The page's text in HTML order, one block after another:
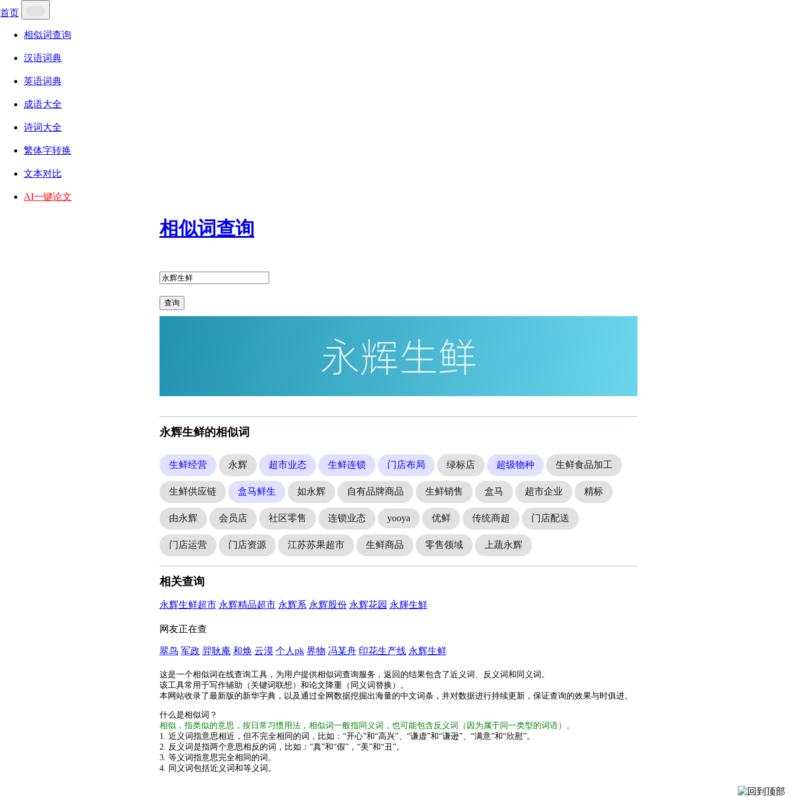
首页
相似词查询
汉语词典
英语词典
成语大全
诗词大全
繁体字转换
文本对比
AI一键论文
相似词查询
查询
永辉生鲜的相似词
生鲜经营 永辉 超市业态 生鲜连锁 门店布局 绿标店 超级物种 生鲜食品加工
生鲜供应链 盒马鲜生 如永辉 自有品牌商品 生鲜销售 盒马 超市企业 精标
由永辉 会员店 社区零售 连锁业态 yooya 优鲜 传统商超 门店配送
门店运营 门店资源 江苏苏果超市 生鲜商品 零售领域 上蔬永辉
相关查询
永辉生鲜超市 永辉精品超市 永辉系 永辉股份 永辉花园 永輝生鮮
网友正在查
翠鸟 军政 羿耿庵 和焕 云漠 个人pk 界物 冯某舟 印花生产线 永辉生鲜
这是一个相似词在线查询工具，为用户提供相似词查询服务，返回的结果包含了近义词、反义词和同义词。
该工具常用于写作辅助（关键词联想）和论文降重（同义词替换）。
本网站收录了最新版的新华字典，以及通过全网数据挖掘出海量的中文词条，并对数据进行持续更新，保证查询的效果与时俱进。
什么是相似词？
相似，指类似的意思，按日常习惯用法，相似词一般指同义词，也可能包含反义词（因为属于同一类型的词语）。
1. 近义词指意思相近，但不完全相同的词，比如：“开心”和“高兴”、“谦虚”和“谦逊”、“满意”和“欣慰”。
2. 反义词是指两个意思相反的词，比如：“真”和“假”，“美”和“丑”。
3. 等义词指意思完全相同的词。
4. 同义词包括近义词和等义词。